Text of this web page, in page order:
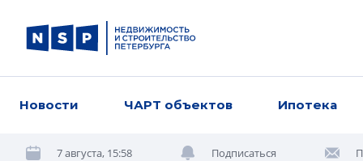
Новости ЧАРТ объектов Ипотека
7 августа, 15:58 Подписаться